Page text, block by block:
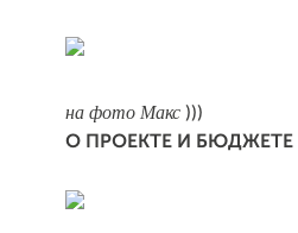
на фото Макс )))
О ПРОЕКТЕ И БЮДЖЕТЕ